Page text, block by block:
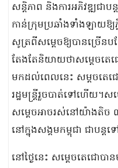
សន្តិភាព និងការអភិវឌ្ឍជាប
កាន់ក្រុមប្រឆាំងទាំងឡាយឱ្យភ្
សូត្រពីសម្ដេចឱ្យបានច្រើន
តែងតែនិយាយថាសម្ដេចត
មកដល់ពេលនេះ សម្ដចតេជ
រដ្ឋមន្រ្ដីរួចបាត់ទៅហើយ។
សម្តេចអាចរស់នៅយ៉ាងតិច
នៅក្នុងសង្គមកម្ពុជា ជាបន្ត
នៅថ្ងៃនេះ សម្ដេចតេជោប